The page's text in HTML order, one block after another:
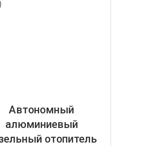
Автономный
алюминиевый
отопитель